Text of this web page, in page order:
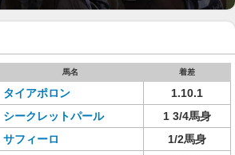
馬名 着差
タイアポロン
1.10.1
シークレットパール
1 3/4馬身
サフィーロ
1/2馬身